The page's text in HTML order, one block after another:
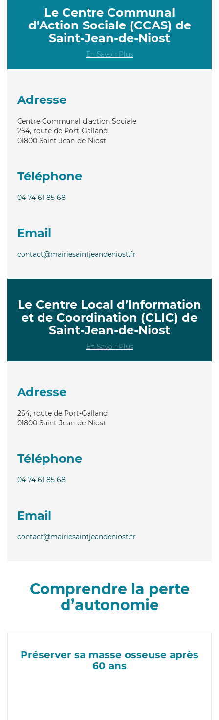
Le Centre Communal
d'Action Sociale (CCAS) de
Saint-Jean-de-Niost
En Savoir Plus
Adresse
Centre Communal d'action Sociale
264, route de Port-Galland
01800 Saint-Jean-de-Niost
Téléphone
04 74 61 85 68
Email
contact@mairiesaintjeandeniost.fr
Le Centre Local d’Information
et de Coordination (CLIC) de
Saint-Jean-de-Niost
En Savoir Plus
Adresse
264, route de Port-Galland
01800 Saint-Jean-de-Niost
Téléphone
04 74 61 85 68
Email
contact@mairiesaintjeandeniost.fr
Comprendre la perte
d’autonomie
Préserver sa masse osseuse après
60 ans